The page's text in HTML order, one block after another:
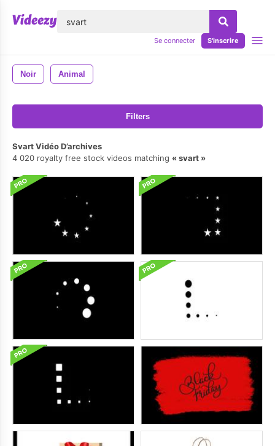
Se connecter S'inscrire
Noir Animal
Filters
Svart Vidéo D’archives
4 020 royalty free stock videos matching
svart